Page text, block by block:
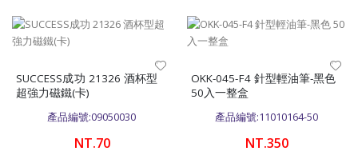
SUCCESS成功 21326 酒杯型
超強力磁鐵(卡)
產品編號:09050030
NT.70
OKK-045-F4 針型輕油筆-黑色
50入一整盒
產品編號:11010164-50
NT.350